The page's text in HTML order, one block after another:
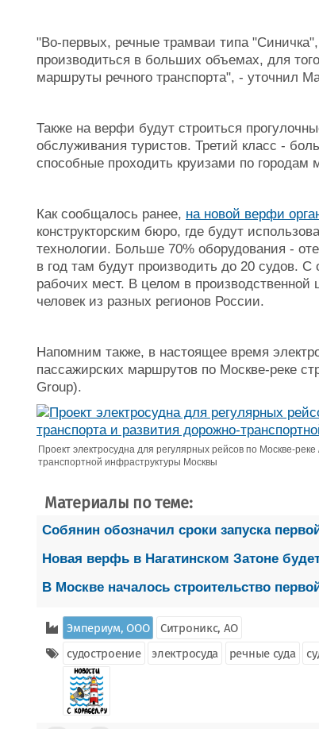
"Во-первых, речные трамваи типа
производиться в больших объемах, для
маршруты речного транспорта", - уточнил
Также на верфи будут строиться
обслуживания туристов. Третий класс -
способные проходить круизами по городам
Как сообщалось ранее, на новой верфи
конструкторским бюро, где будут
технологии. Больше 70% оборудования -
в год там будут производить до 20 судов.
рабочих мест. В целом в производственной
человек из разных регионов России.
Напомним также, в настоящее время
пассажирских маршрутов по Москве-реке
Group).
Проект электросудна для регулярных рейсов по Москве-
транспортной инфраструктуры Москвы
Материалы по теме:
Собянин обозначил сроки запуска
Новая верфь в Нагатинском Затоне
В Москве началось строительство
Эмпериум, ООО
Ситроникс, АО
судостроение
электросуда речные суда